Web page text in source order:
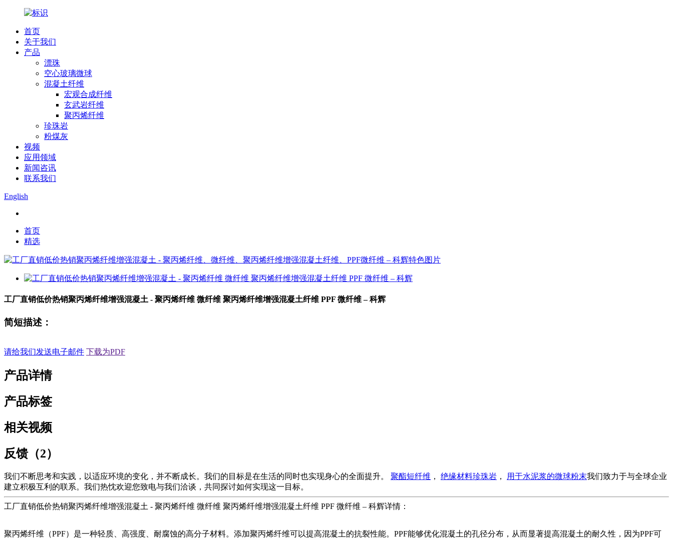
首页
关于我们
产品
漂珠
空心玻璃微球
混凝土纤维
宏观合成纤维
玄武岩纤维
聚丙烯纤维
珍珠岩
粉煤灰
视频
应用领域
新闻咨讯
联系我们
English
首页
精选
工厂直销低价热销聚丙烯纤维增强混凝土 - 聚丙烯纤维 微纤维 聚丙烯纤维增强混凝土纤维 PPF 微纤维 – 科辉
简短描述：
请给我们发送电子邮件 下载为PDF
产品详情
产品标签
相关视频
反馈（2）
我们不断思考和实践，以适应环境的变化，并不断成长。我们的目标是在生活的同时也实现身心的全面提升。 聚酯短纤维 ， 绝缘材料珍珠岩 ， 用于水泥浆的微球粉末我们致力于与全球企业
建立积极互利的联系。我们热忱欢迎您致电与我们洽谈，共同探讨如何实现这一目标。
工厂直销低价热销聚丙烯纤维增强混凝土 - 聚丙烯纤维 微纤维 聚丙烯纤维增强混凝土纤维 PPF 微纤维 – 科辉详情：
聚丙烯纤维（PPF）是一种轻质、高强度、耐腐蚀的高分子材料。添加聚丙烯纤维可以提高混凝土的抗裂性能。PPF能够优化混凝土的孔径分布，从而显著提高混凝土的耐久性，因为PPF可